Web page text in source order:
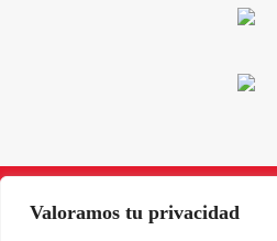
Valoramos tu privacidad
InstagramFacebook
X